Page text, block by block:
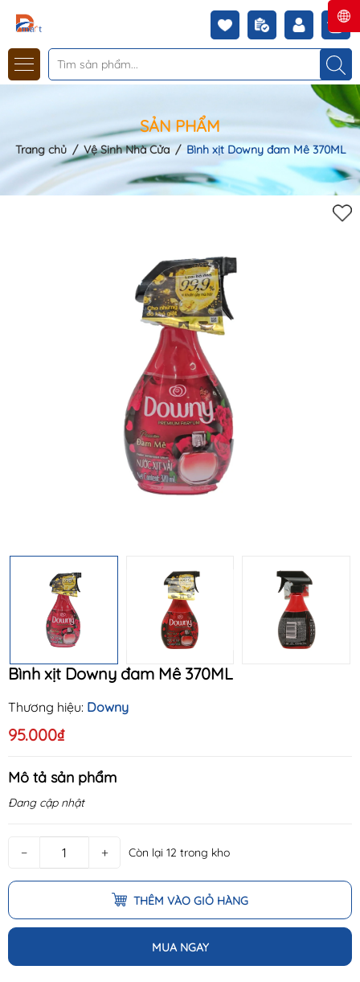
SẢN PHẨM
Trang chủ / Vệ Sinh Nhà Cửa / Bình xịt Downy đam Mê 370ML
Bình xịt Downy đam Mê 370ML
Thương hiệu: Downy
95.000₫
Mô tả sản phẩm
Đang cập nhật
− + Còn lại 12 trong kho
THÊM VÀO GIỎ HÀNG
MUA NGAY